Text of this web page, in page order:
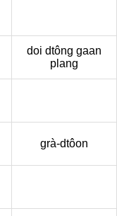
doi dtông gaan
plang
grà-dtôon